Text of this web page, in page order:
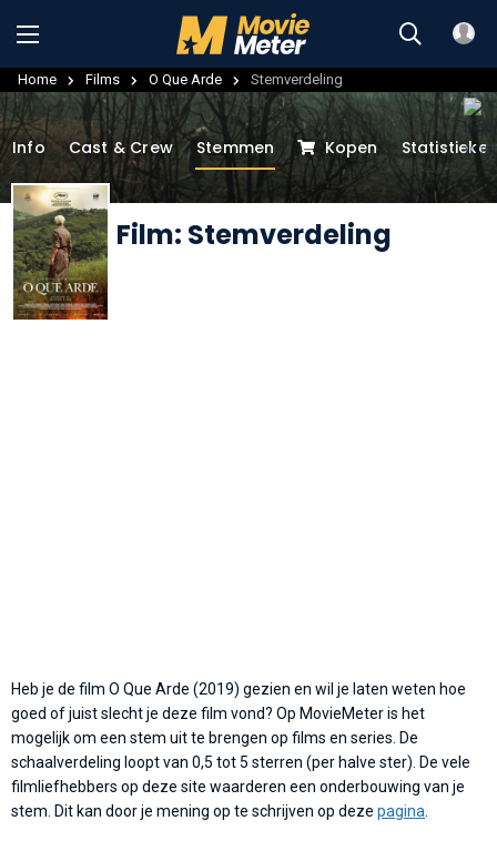
Home Films O Que Arde Stemverdeling
Film: Stemverdeling
Info Cast & Crew Stemmen Kopen
Heb je de film O Que Arde (2019) gezien en wil je laten weten hoe
goed of juist slecht je deze film vond? Op MovieMeter is het
mogelijk om een stem uit te brengen op films en series. De
schaalverdeling loopt van 0,5 tot 5 sterren (per halve ster). De vele
filmliefhebbers op deze site waarderen een onderbouwing van je
stem. Dit kan door je mening op te schrijven op deze pagina.